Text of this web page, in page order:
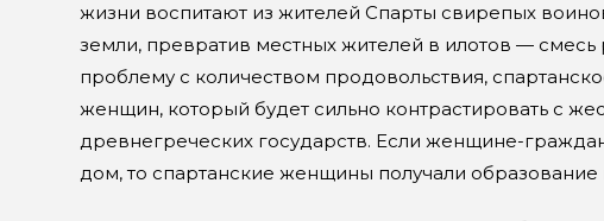
жизни воспитают из жителей Спарты свирепых
земли, превратив местных жителей в илотов —
проблему с количеством продовольствия,
женщин, который будет сильно контрастировать с
древнегреческих государств. Если женщине-
дом, то спартанские женщины получали образование